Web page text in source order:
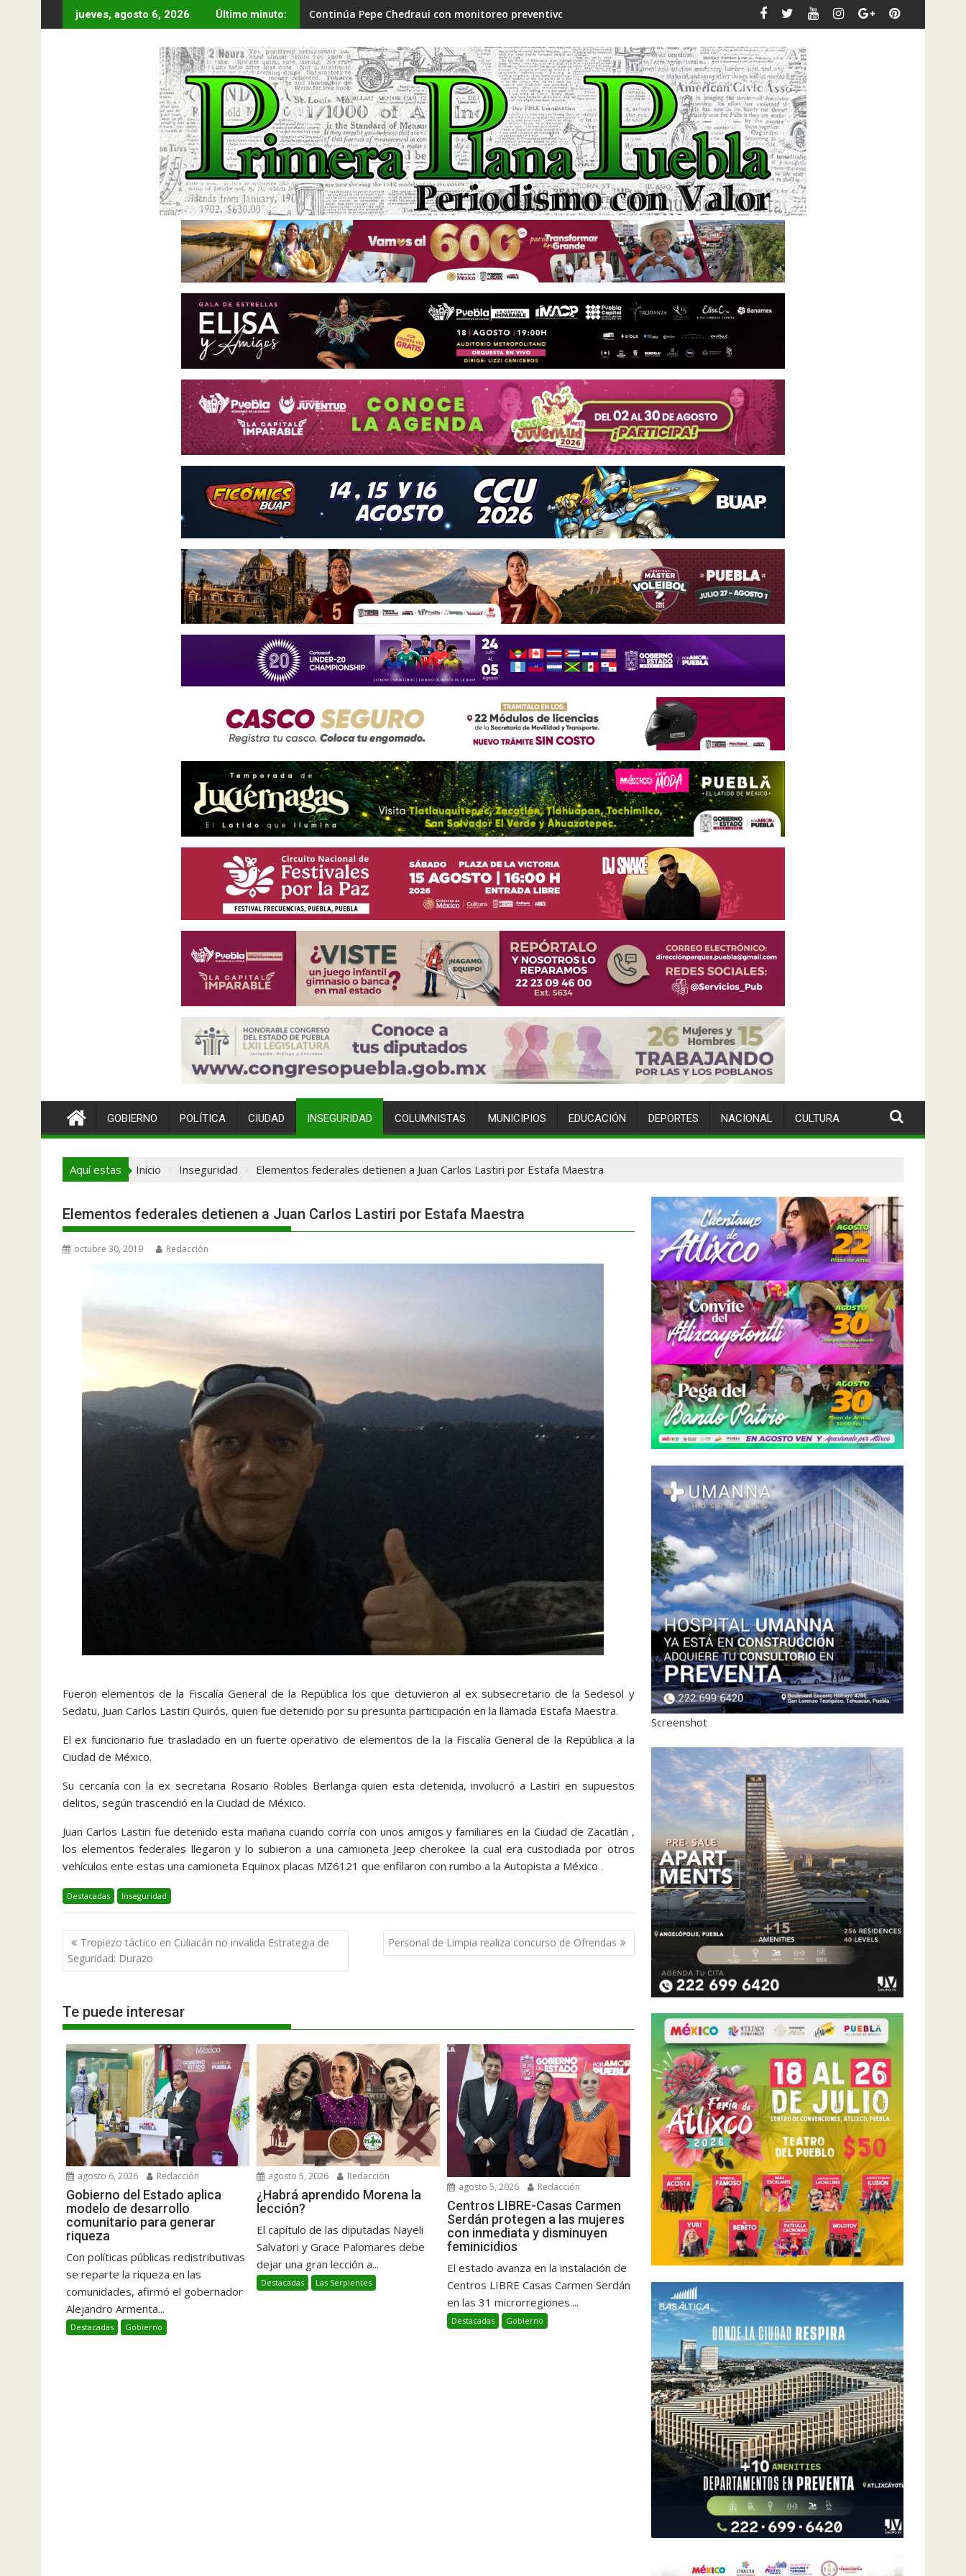
al
jueves, agosto 6, 2026 Último minuto: Continúa Pepe Chedraui con monitoreo preventivo ante temporada de lluvias desde la DGERI
GOBIERNO POLÍTICA CIUDAD INSEGURIDAD COLUMNISTAS MUNICIPIOS EDUCACIÓN DEPORTES NACIONAL CULTURA
Aquí estas Inicio Inseguridad Elementos federales detienen a Juan Carlos Lastiri por Estafa Maestra
Elementos federales detienen a Juan Carlos Lastiri por Estafa Maestra
octubre 30, 2019 Redacción
Fueron elementos de la Fiscalía General de la República los que detuvieron al ex subsecretario de la Sedesol y
Sedatu, Juan Carlos Lastiri Quirós, quien fue detenido por su presunta participación en la llamada Estafa Maestra.
El ex funcionario fue trasladado en un fuerte operativo de elementos de la la Fiscalía General de la República a la
Ciudad de México.
Su cercanía con la ex secretaria Rosario Robles Berlanga quien esta detenida, involucró a Lastiri en supuestos
delitos, según trascendió en la Ciudad de México.
Juan Carlos Lastiri fue detenido esta mañana cuando corría con unos amigos y familiares en la Ciudad de Zacatlán ,
los elementos federales llegaron y lo subieron a una camioneta Jeep cherokee la cual era custodiada por otros
vehículos ente estas una camioneta Equinox placas MZ6121 que enfilaron con rumbo a la Autopista a México .
Destacadas Inseguridad
Navegación
de
entradas
Tropiezo táctico en Culiacán no invalida Estrategia de
Seguridad: Durazo
Personal de Limpia realiza concurso de Ofrendas
Te puede interesar
agosto 6, 2026 Redacción
Gobierno del Estado aplica
modelo de desarrollo
comunitario para generar
riqueza
Con políticas públicas redistributivas
se reparte la riqueza en las
comunidades, afirmó el gobernador
Alejandro Armenta...
Destacadas Gobierno
agosto 5, 2026 Redacción
¿Habrá aprendido Morena la
lección?
El capítulo de las diputadas Nayeli
Salvatori y Grace Palomares debe
dejar una gran lección a...
Destacadas Las Serpientes
agosto 5, 2026 Redacción
Centros LIBRE-Casas Carmen
Serdán protegen a las mujeres
con inmediata y disminuyen
feminicidios
El estado avanza en la instalación de
Centros LIBRE Casas Carmen Serdán
en las 31 microrregiones....
Destacadas Gobierno
Screenshot